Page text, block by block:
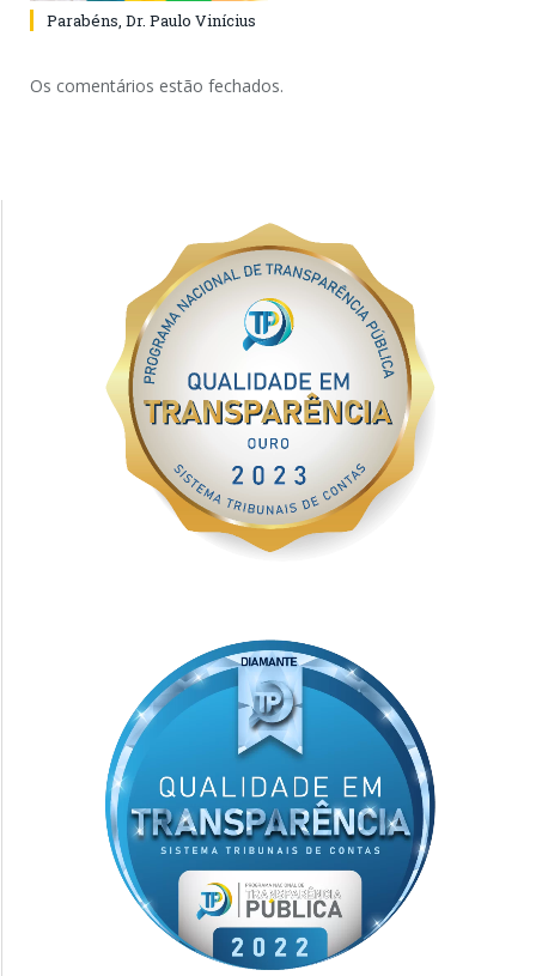
Parabéns, Dr. Paulo Vinícius
Os comentários estão fechados.